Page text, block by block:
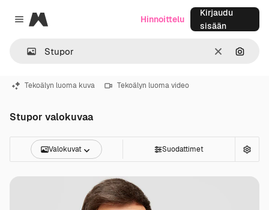
Close menu
Magnific
SelkeäHae
Hinnoittelu
Kirjaudu
sisään
Tekoälyn luoma kuva Tekoälyn luoma video
Stupor valokuvaa
Valokuvat Suodattimet